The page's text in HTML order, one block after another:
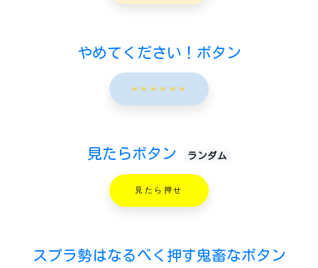
やめてください！ボタン
ｗｗｗｗｗｗ
見たらボタン ランダム
見たら押せ
スプラ勢はなるべく押す鬼畜なボタン